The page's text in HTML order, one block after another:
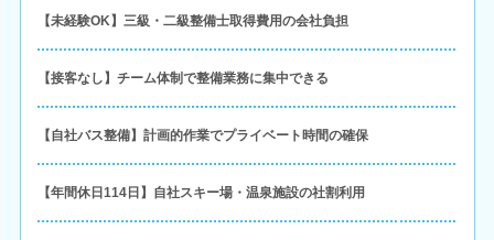
【未経験OK】三級・二級整備士取得費用の会社負担
【接客なし】チーム体制で整備業務に集中できる
【自社バス整備】計画的作業でプライベート時間の確保
【年間休日114日】自社スキー場・温泉施設の社割利用